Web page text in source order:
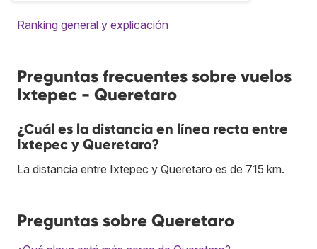
Ranking general y explicación
Preguntas frecuentes sobre vuelos
Ixtepec - Queretaro
¿Cuál es la distancia en línea recta entre
Ixtepec y Queretaro?
La distancia entre Ixtepec y Queretaro es de 715 km.
Preguntas sobre Queretaro